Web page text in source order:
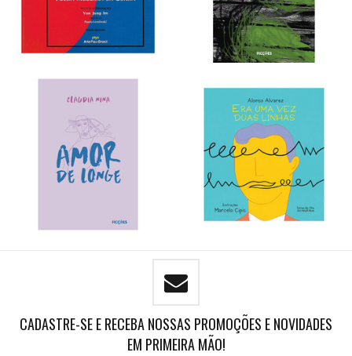
CADASTRE-SE E RECEBA NOSSAS PROMOÇÕES E NOVIDADES
EM PRIMEIRA MÃO!